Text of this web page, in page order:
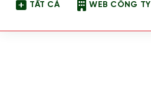
TẤT CẢ WEB CÔNG TY